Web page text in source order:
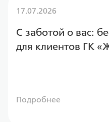
17.07.2026
С заботой о вас:
для клиентов ГК
Подробнее